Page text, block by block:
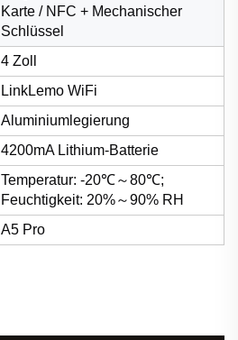
Karte / NFC + Mechanischer
Schlüssel
4 Zoll
LinkLemo WiFi
Aluminiumlegierung
4200mA Lithium-Batterie
Temperatur: -20℃～80℃;
Feuchtigkeit: 20%～90% RH
A5 Pro